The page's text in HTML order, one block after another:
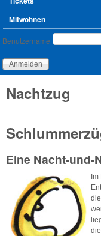
Mitwohnen
Benutzeranmeldung
Benutzername
Nachtzug
Eine Nacht-und-
Im